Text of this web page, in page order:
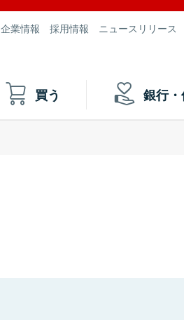
企業情報 採用情報 ニュースリリース
買う 銀行